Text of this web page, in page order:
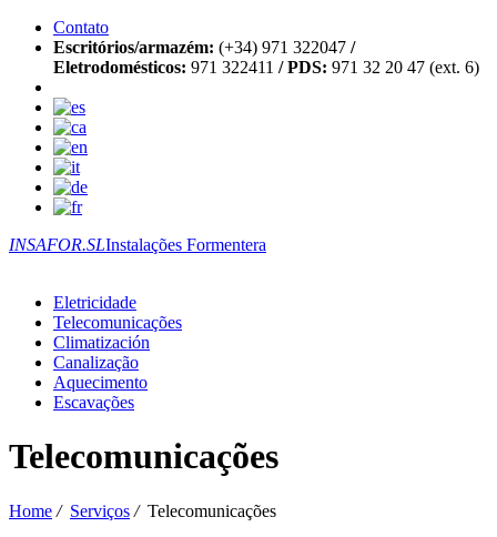
Contato
Escritórios/armazém: (+34) 971 322047 /
Eletrodomésticos: 971 322411 / PDS: 971 32 20 47 (ext. 6)
INSAFOR.SLInstalações Formentera
Eletricidade
Telecomunicações
Climatización
Canalização
Aquecimento
Escavações
Telecomunicações
Home / Serviços /Telecomunicações